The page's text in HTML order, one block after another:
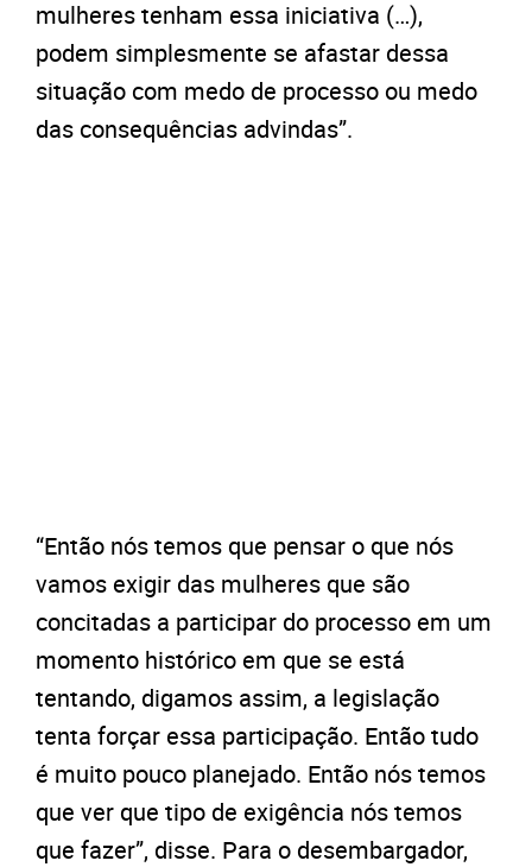
mulheres tenham essa iniciativa (…),
podem simplesmente se afastar dessa
situação com medo de processo ou medo
das consequências advindas”.
“Então nós temos que pensar o que nós
vamos exigir das mulheres que são
concitadas a participar do processo em um
momento histórico em que se está
tentando, digamos assim, a legislação
tenta forçar essa participação. Então tudo
é muito pouco planejado. Então nós temos
que ver que tipo de exigência nós temos
que fazer”, disse. Para o desembargador,